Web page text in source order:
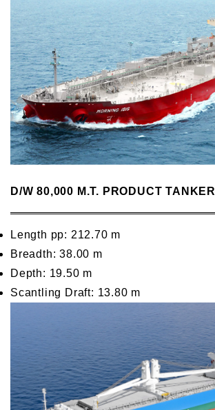
D/W 80,000 M.T. PRODUCT TANKER
Length pp: 212.70 m
Breadth: 38.00 m
Depth: 19.50 m
Scantling Draft: 13.80 m